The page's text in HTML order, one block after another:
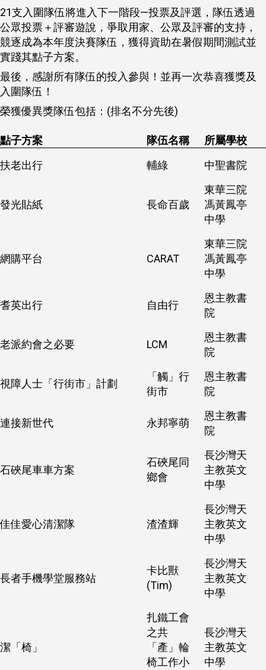
21支入圍隊伍將進入下一階段—投票及評選，隊伍透過
公眾投票＋評審遊說，爭取用家、公眾及評審的支持，
競逐成為本年度決賽隊伍，獲得資助在暑假期間測試並
實踐其點子方案。
最後，感謝所有隊伍的投入參與！並再一次恭喜獲獎及
入圍隊伍！
榮獲優異獎隊伍包括：(排名不分先後)
點子方案 隊伍名稱
所屬學校
扶老出行
輔綠 中聖書院
發光貼紙 長命百歲
東華三院
馮黃鳳亭
中學
網購平台 CARAT
東華三院
馮黃鳳亭
中學
耆英出行 自由行
恩主教書
院
老派約會之必要 LCM
恩主教書
院
視障人士「行街市」計劃
「觸」行
街市
恩主教書
院
連接新世代 永邦寧萌
恩主教書
院
石硤尾車車方案
石硤尾同
鄉會
長沙灣天
主教英文
中學
佳佳愛心清潔隊 渣渣輝
長沙灣天
主教英文
中學
長者手機學堂服務站
卡比獸
(Tim)
長沙灣天
主教英文
中學
潔「椅」
扎鐵工會
之共
「產」輪
椅工作小
長沙灣天
主教英文
中學